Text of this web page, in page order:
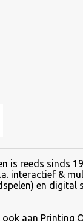
is reeds sinds
interactief &
en digital
aan Printing